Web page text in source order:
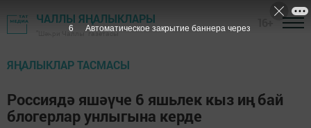
ЧАЛЛЫ ЯҢАЛЫКЛАРЫ
"Шәһри Чаллы" газетасы
ЯҢАЛЫКЛАР ТАСМАСЫ
Россиядә яшәүче 6 яшьлек кыз иң бай
блогерлар унлыгына керде
6 Автоматическое закрытие баннера через